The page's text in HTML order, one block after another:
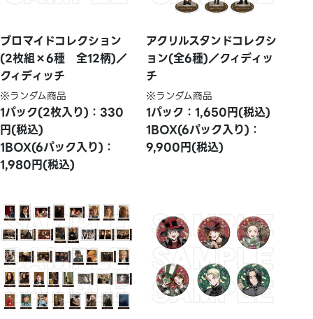
ブロマイドコレクション
(2枚組×6種 全12柄)／
クィディッチ
※ランダム商品
1パック(2枚入り)：330
円(税込)
1BOX(6パック入り)：
1,980円(税込)
アクリルスタンドコレクシ
ョン(全6種)／クィディッ
チ
※ランダム商品
1パック：1,650円(税込)
1BOX(6パック入り)：
9,900円(税込)